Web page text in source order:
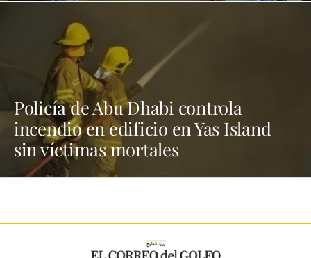
Policía de Abu Dhabi controla
incendio en edificio en Yas Island
sin víctimas mortales